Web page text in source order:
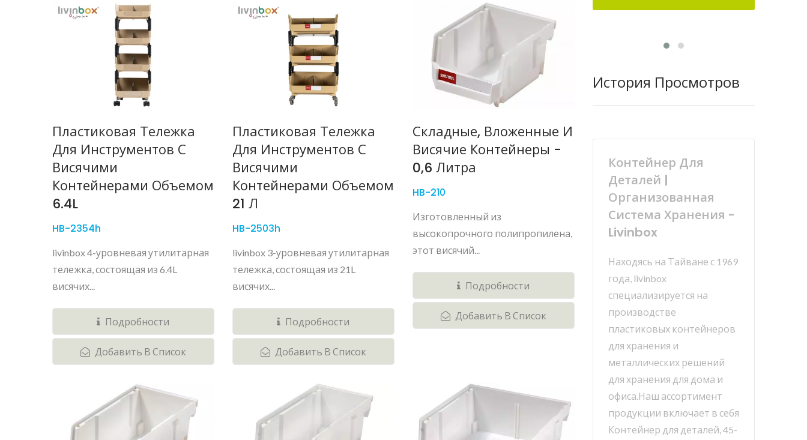
Пластиковая Тележка
Для Инструментов С
Висячими
Контейнерами Объемом
6.4L
HB-2354h
livinbox 4-уровневая утилитарная
тележка, состоящая из 6.4L
висячих...
Подробности
Добавить В Список
Пластиковая Тележка
Для Инструментов С
Висячими
Контейнерами Объемом
21 Л
HB-2503h
livinbox 3-уровневая утилитарная
тележка, состоящая из 21L
висячих...
Подробности
Добавить В Список
Складные, Вложенные И
Висячие Контейнеры -
0,6 Литра
HB-210
Изготовленный из
высокопрочного полипропилена,
этот висячий...
Подробности
Добавить В Список
История Просмотров
Контейнер Для
Деталей |
Организованная
Система Хранения -
Livinbox
Находясь на Тайване с 1969
года, livinbox
специализируется на
производстве
пластиковых контейнеров
для хранения и
металлических решений
для хранения для дома и
офиса.Наш ассортимент
продукции включает в себя
Контейнер для деталей, 45-